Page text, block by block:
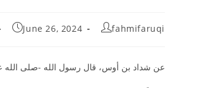
Post
fahmifaruqi
Post
June 26, 2024
عن شداد بن أوس، قال رسول الله -صلى الله